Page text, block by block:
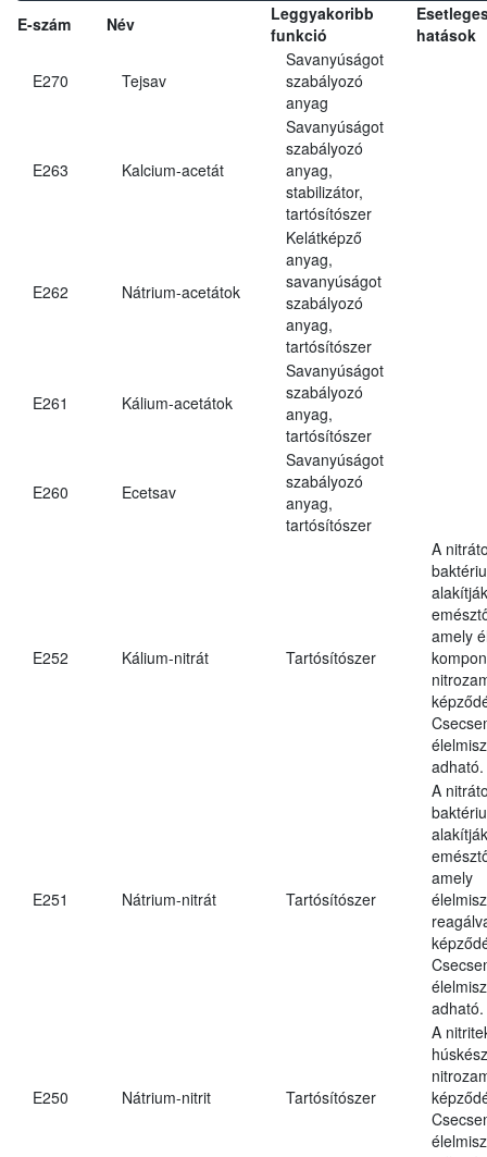
E-szám Név
Leggyakoribb
funkció
hatások
E270 Tejsav
Savanyúságot
szabályozó
anyag
E263 Kalcium-acetát
Savanyúságot
szabályozó
anyag,
stabilizátor,
tartósítószer
E262 Nátrium-acetátok
Kelátképző
anyag,
savanyúságot
szabályozó
anyag,
tartósítószer
E261 Kálium-acetátok
Savanyúságot
szabályozó
anyag,
tartósítószer
E260 Ecetsav
Savanyúságot
szabályozó
anyag,
tartósítószer
E252 Kálium-nitrát Tartósítószer
A
amely
adható.
E251 Nátrium-nitrát Tartósítószer
A
amely
adható.
E250 Nátrium-nitrit Tartósítószer
A